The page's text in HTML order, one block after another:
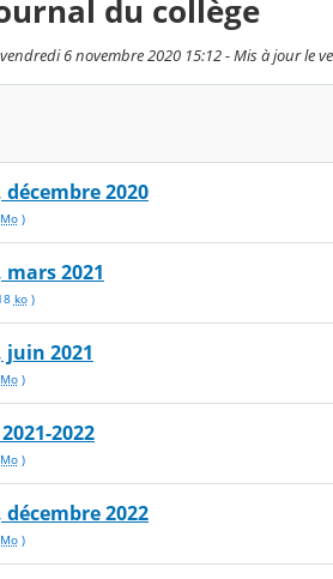
du collège
6 novembre 2020 15:12 - Mis à jour le
2020
Mo)
2021
ko)
2021
Mo)
2022
Mo)
2022
Mo)